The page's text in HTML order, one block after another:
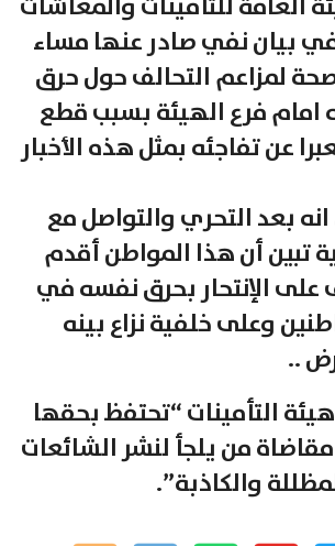
بيان نفي صادر عنها مساء
صحة لمزاعم التحالف حول حرق
امام فرع الهيئة بسبب قطع
عن تفاجئه بمثل هذه الأخبار
انه بعد التحري والتواصل مع
تبين أن هذا المواطن أقدم
الإنتحار بحرق نفسه في
وعلى خلفية نزاع بينه
..
التأمينات “تحتفظ بحقها
من يلجأ لنشر الشائعات
والكاذبة”.